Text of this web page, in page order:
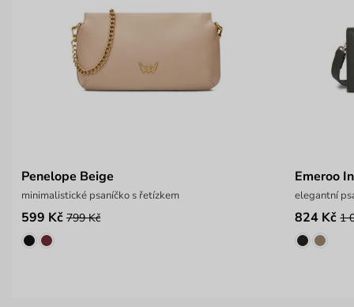
Penelope Beige
minimalistické psaníčko s řetízkem
599 Kč 799 Kč
Emeroo
elegantní
824 Kč 1